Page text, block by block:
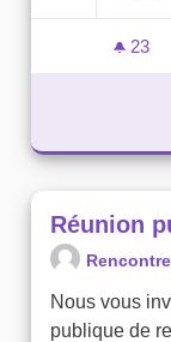
23
Réunion
Nous vous
publique de